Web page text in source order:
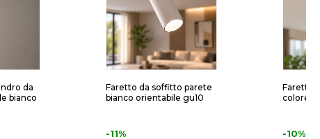
da
bianco
Faretto da soffitto parete
bianco orientabile gu10
-11%
Faretto
colore
-10%